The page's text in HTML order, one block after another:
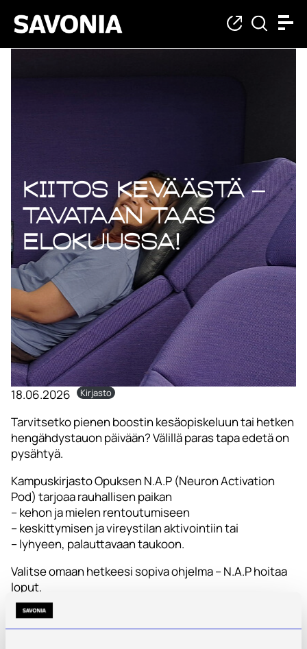
Kiitos keväästä –
tavataan taas
elokuussa!
18.06.2026 Kirjasto
Tarvitsetko pienen boostin kesäopiskeluun tai hetken
hengähdystauon päivään? Välillä paras tapa edetä on
pysähtyä.
Kampuskirjasto Opuksen N.A.P (Neuron Activation
Pod) tarjoaa rauhallisen paikan
– kehon ja mielen rentoutumiseen
– keskittymisen ja vireystilan aktivointiin tai
– lyhyeen, palauttavaan taukoon.
Valitse omaan hetkeesi sopiva ohjelma – N.A.P hoitaa
loput.
Ja kun ajatus taas kulkee – kurkkaa nämä
kesäopiskelijan vinkit: